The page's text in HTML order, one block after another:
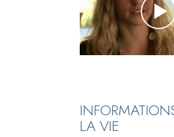
LA VIE